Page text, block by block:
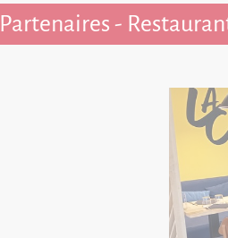
Partenaires -